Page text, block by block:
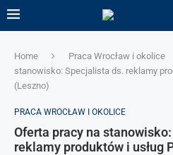
Home Praca Wrocław i okolice
stanowisko: Specjalista ds. reklamy
(Leszno)
PRACA WROCŁAW I OKOLICE
Oferta pracy na
reklamy produktów i usług